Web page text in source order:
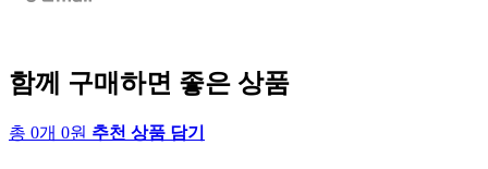
함께 구매하면 좋은 상품
총 0개 0원 추천 상품 담기